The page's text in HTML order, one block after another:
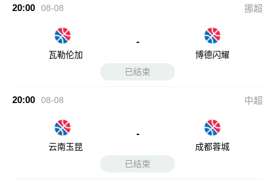
瓦勒伦加
08-08
-
08-08
剑桥联